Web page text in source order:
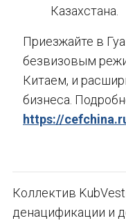
Казахстана.
Приезжайте в
безвизовым
Китаем, и
бизнеса.
https://
Коллектив
денацификации и